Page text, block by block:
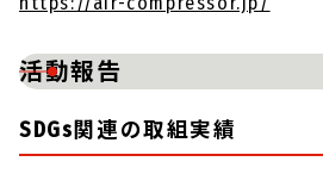
活動報告
SDGs関連の取組実績